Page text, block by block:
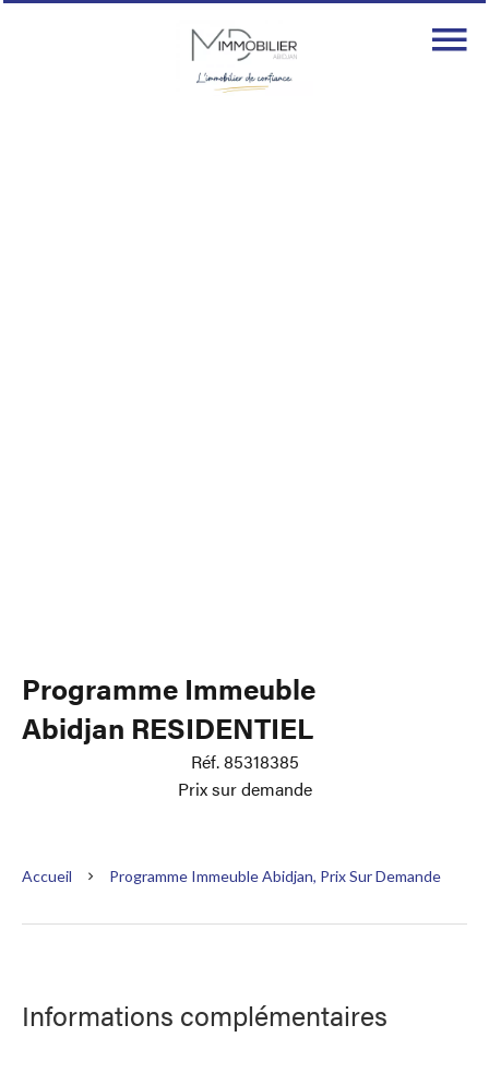
Programme Immeuble
Abidjan RESIDENTIEL
Réf. 85318385
Prix sur demande
Accueil Programme Immeuble Abidjan, Prix Sur Demande
Informations complémentaires